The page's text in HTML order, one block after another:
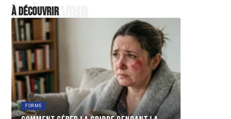
À découvrir
À découvrir
FORME